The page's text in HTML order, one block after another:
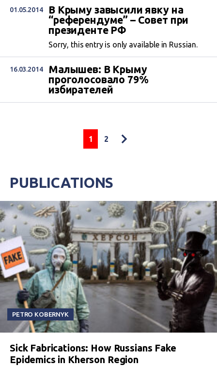
01.05.2014
В Крыму завысили явку на
“референдуме” – Совет при
президенте РФ
Sorry, this entry is only available in Russian.
16.03.2014
Малышев: В Крыму
проголосовало 79%
избирателей
1 2
PUBLICATIONS
PETRO KOBERNYK
Sick Fabrications: How Russians Fake
Epidemics in Kherson Region